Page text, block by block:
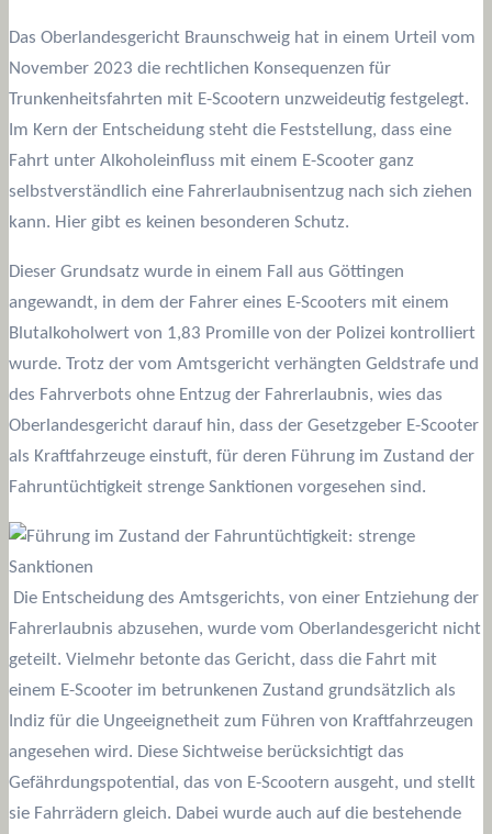
Das Oberlandesgericht Braunschweig hat in einem Urteil vom
November 2023 die rechtlichen Konsequenzen für
Trunkenheitsfahrten mit E-Scootern unzweideutig festgelegt.
Im Kern der Entscheidung steht die Feststellung, dass eine
Fahrt unter Alkoholeinfluss mit einem E-Scooter ganz
selbstverständlich eine Fahrerlaubnisentzug nach sich ziehen
kann. Hier gibt es keinen besonderen Schutz.
Dieser Grundsatz wurde in einem Fall aus Göttingen
angewandt, in dem der Fahrer eines E-Scooters mit einem
Blutalkoholwert von 1,83 Promille von der Polizei kontrolliert
wurde. Trotz der vom Amtsgericht verhängten Geldstrafe und
des Fahrverbots ohne Entzug der Fahrerlaubnis, wies das
Oberlandesgericht darauf hin, dass der Gesetzgeber E-Scooter
als Kraftfahrzeuge einstuft, für deren Führung im Zustand der
Fahruntüchtigkeit strenge Sanktionen vorgesehen sind.
Die Entscheidung des Amtsgerichts, von einer Entziehung der
Fahrerlaubnis abzusehen, wurde vom Oberlandesgericht nicht
geteilt. Vielmehr betonte das Gericht, dass die Fahrt mit
einem E-Scooter im betrunkenen Zustand grundsätzlich als
Indiz für die Ungeeignetheit zum Führen von Kraftfahrzeugen
angesehen wird. Diese Sichtweise berücksichtigt das
Gefährdungspotential, das von E-Scootern ausgeht, und stellt
sie Fahrrädern gleich. Dabei wurde auch auf die bestehende